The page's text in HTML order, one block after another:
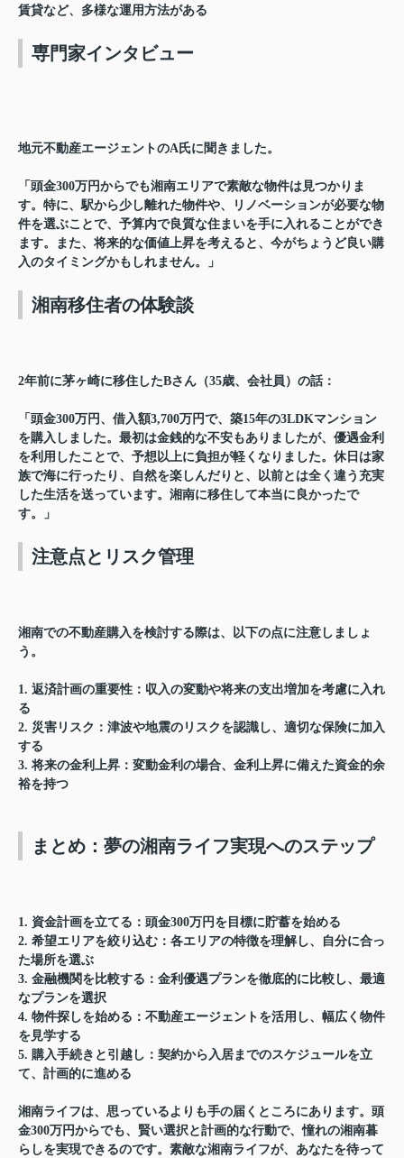
賃貸など、多様な運用方法がある
専門家インタビュー
地元不動産エージェントのA氏に聞きました。
「頭金300万円からでも湘南エリアで素敵な物件は見つかりま
す。特に、駅から少し離れた物件や、リノベーションが必要な物
件を選ぶことで、予算内で良質な住まいを手に入れることができ
ます。また、将来的な価値上昇を考えると、今がちょうど良い購
入のタイミングかもしれません。」
湘南移住者の体験談
2年前に茅ヶ崎に移住したBさん（35歳、会社員）の話：
「頭金300万円、借入額3,700万円で、築15年の3LDKマンション
を購入しました。最初は金銭的な不安もありましたが、優遇金利
を利用したことで、予想以上に負担が軽くなりました。休日は家
族で海に行ったり、自然を楽しんだりと、以前とは全く違う充実
した生活を送っています。湘南に移住して本当に良かったで
す。」
注意点とリスク管理
湘南での不動産購入を検討する際は、以下の点に注意しましょ
う。
1. 返済計画の重要性：収入の変動や将来の支出増加を考慮に入れ
る
2. 災害リスク：津波や地震のリスクを認識し、適切な保険に加入
する
3. 将来の金利上昇：変動金利の場合、金利上昇に備えた資金的余
裕を持つ
まとめ：夢の湘南ライフ実現へのステップ
1. 資金計画を立てる：頭金300万円を目標に貯蓄を始める
2. 希望エリアを絞り込む：各エリアの特徴を理解し、自分に合っ
た場所を選ぶ
3. 金融機関を比較する：金利優遇プランを徹底的に比較し、最適
なプランを選択
4. 物件探しを始める：不動産エージェントを活用し、幅広く物件
を見学する
5. 購入手続きと引越し：契約から入居までのスケジュールを立
て、計画的に進める
湘南ライフは、思っているよりも手の届くところにあります。頭
金300万円からでも、賢い選択と計画的な行動で、憧れの湘南暮
らしを実現できるのです。素敵な湘南ライフが、あなたを待って